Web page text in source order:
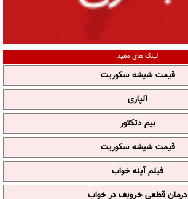
لینک های مفید
قیمت شیشه سکوریت
آلپاری
بیم دتکتور
قیمت شیشه سکوریت
فیلم آپنه خواب
درمان قطعی خروپف در خواب